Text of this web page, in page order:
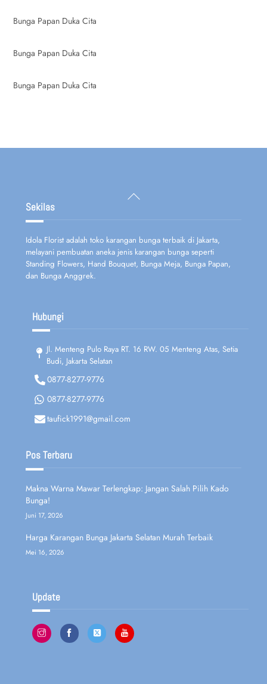
Bunga Papan Duka Cita
Bunga Papan Duka Cita
Bunga Papan Duka Cita
Back
To
Sekilas
Idola Florist adalah toko karangan bunga terbaik di Jakarta,
melayani pembuatan aneka jenis karangan bunga seperti
Standing Flowers, Hand Bouquet, Bunga Meja, Bunga Papan,
dan Bunga Anggrek.
Hubungi
Jl. Menteng Pulo Raya RT. 16 RW. 05 Menteng Atas, Setia
Budi, Jakarta Selatan
0877-8277-9776
0877-8277-9776
taufick1991@gmail.com
Pos Terbaru
Makna Warna Mawar Terlengkap: Jangan Salah Pilih Kado
Bunga!
Juni 17, 2026
Harga Karangan Bunga Jakarta Selatan Murah Terbaik
Mei 16, 2026
Update